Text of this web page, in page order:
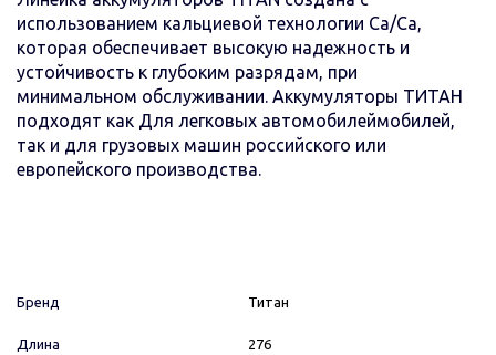
использованием кальциевой технологии Ca/Ca,
которая обеспечивает высокую надежность и
устойчивость к глубоким разрядам, при
минимальном обслуживании. Аккумуляторы ТИТАН
подходят как Для легковых автомобилеймобилей,
так и для грузовых машин российского или
европейского производства.
Бренд Титан
Длина 276